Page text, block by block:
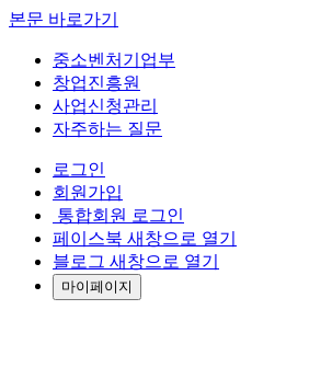
본문 바로가기
중소벤처기업부
창업진흥원
사업신청관리
자주하는 질문
로그인
회원가입
통합회원 로그인
페이스북 새창으로 열기
블로그 새창으로 열기
마이페이지